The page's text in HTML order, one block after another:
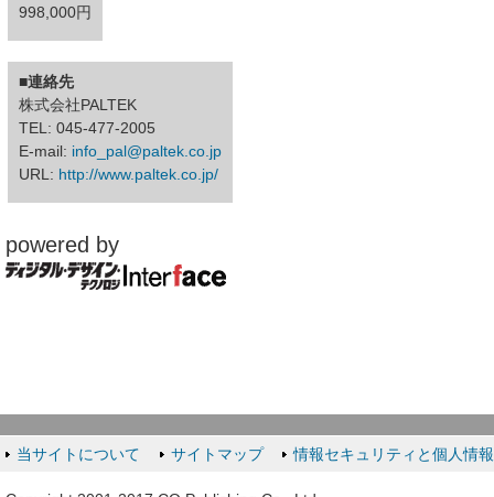
998,000円
■連絡先
株式会社PALTEK
TEL: 045-477-2005
E-mail: info_pal@paltek.co.jp
URL: http://www.paltek.co.jp/
powered by
当サイトについて サイトマップ 情報セキュリティと個人情